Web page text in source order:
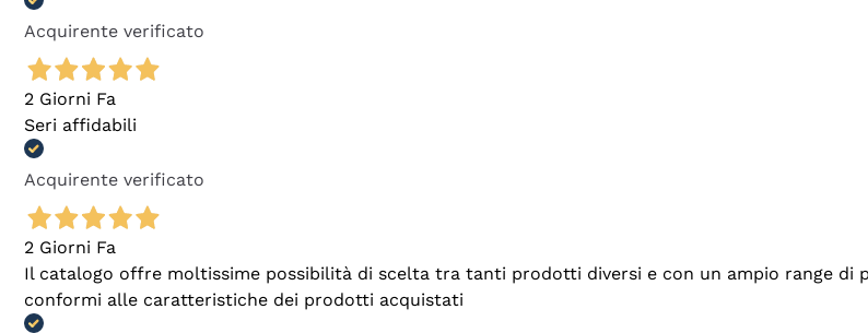
Acquirente verificato
2 Giorni Fa
Seri affidabili
Acquirente verificato
2 Giorni Fa
Il catalogo offre moltissime possibilità di scelta tra tanti prodotti diversi e con un ampio range di
conformi alle caratteristiche dei prodotti acquistati